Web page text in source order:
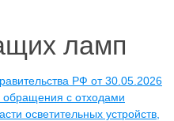
ламп
РФ от 30.05.2026
с отходами
осветительных устройств,